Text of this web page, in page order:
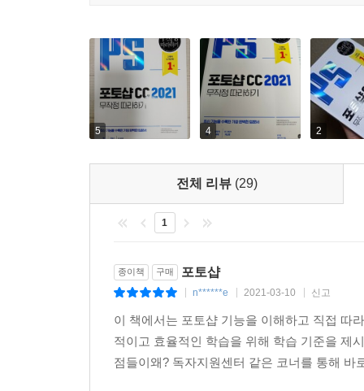
1 형태를 따라 흐르는 패스 문자 입력하기
2 Warp Text로 문자 변형하기
3 다양한 형태의 로고 문자 만들기
4 Character Styles 패널을 이용하여 문자 스타일
5 프레임 도구를 이용하여 이미지 삽입하기
혼자 해 보기 | 다양한 형태의 문자 입력하기
02 | 고급 드로잉 도구 사용하기 → 스탬프 도구 /
2 스탬프 도구로 자연스럽게 복제하기
3 힐링 도구로 이미지 복원하고 불필요한 부분 제
5 콘텐츠 인식 이동 도구로 인물을 이동하며 배경
혼자 해 보기 | 드로잉 도구를 이용하여 유화 효과
5 4 2
전체 리뷰 (29)
1
종이책 구매 포토샵
n******e 2021-03-10 신고
이 책에서는 포토샵 기능을 이해하고 직접 따
적이고 효율적인 학습을 위해 학습 기준을 제
점들이왜? 독자지원센터 같은 코너를 통해